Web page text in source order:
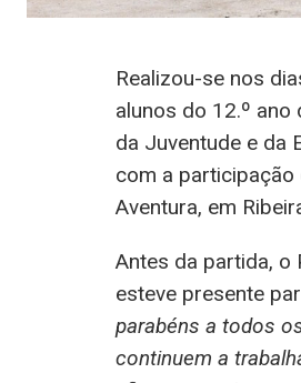
Realizou-se nos
alunos do 12.º
da Juventude e da
com a participação
Aventura, em
Antes da partida, o
esteve presente
parabéns a todos
continuem a